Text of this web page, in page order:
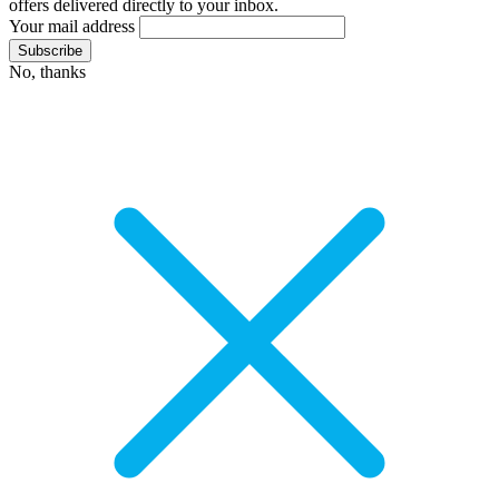
offers delivered directly to your inbox.
Your mail address
No, thanks